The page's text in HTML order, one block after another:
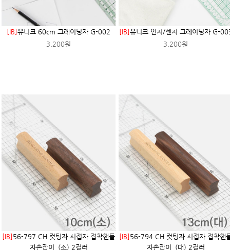
[IB]유니크 60cm 그레이딩자 G-002
3,200원
[IB]유니크 인치/센치 그레이딩자 G-
3,200원
[IB] 56-797 CH 컷팅자 시접자 접착핸들
자손잡이_(소) 2컬러
[IB] 56-794 CH 컷팅자 시접자 접착핸
자손잡이_(대) 2컬러